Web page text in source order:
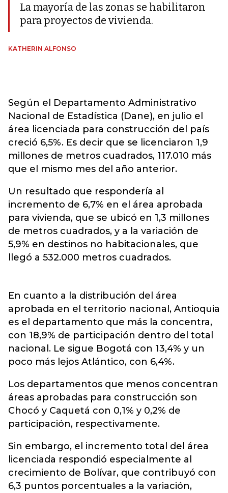
La mayoría de las zonas se habilitaron
para proyectos de vivienda.
KATHERIN ALFONSO
Según el Departamento Administrativo
Nacional de Estadística (Dane), en julio el
área licenciada para construcción del país
creció 6,5%. Es decir que se licenciaron 1,9
millones de metros cuadrados, 117.010 más
que el mismo mes del año anterior.
Un resultado que respondería al
incremento de 6,7% en el área aprobada
para vivienda, que se ubicó en 1,3 millones
de metros cuadrados, y a la variación de
5,9% en destinos no habitacionales, que
llegó a 532.000 metros cuadrados.
En cuanto a la distribución del área
aprobada en el territorio nacional, Antioquia
es el departamento que más la concentra,
con 18,9% de participación dentro del total
nacional. Le sigue Bogotá con 13,4% y un
poco más lejos Atlántico, con 6,4%.
Los departamentos que menos concentran
áreas aprobadas para construcción son
Chocó y Caquetá con 0,1% y 0,2% de
participación, respectivamente.
Sin embargo, el incremento total del área
licenciada respondió especialmente al
crecimiento de Bolívar, que contribuyó con
6,3 puntos porcentuales a la variación,